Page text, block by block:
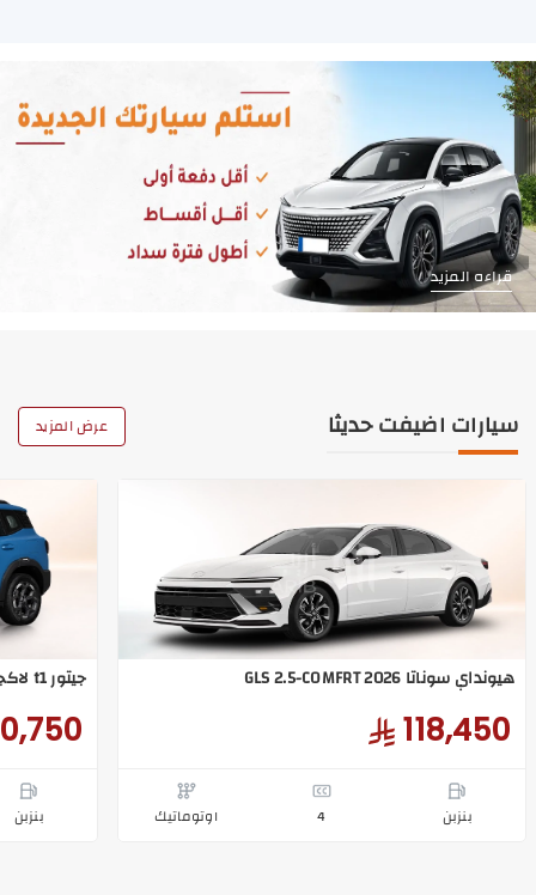
قراءه المزيد
سيارات اضيفت حديثا عرض المزيد